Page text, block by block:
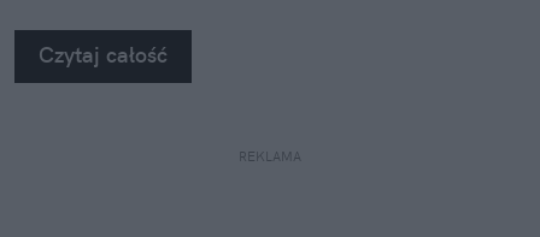
Czytaj całość
REKLAMA